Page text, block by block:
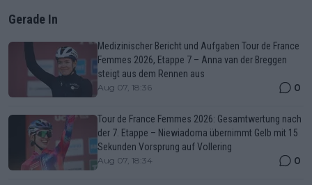
Gerade In
Medizinischer Bericht und Aufgaben Tour de France
Femmes 2026, Etappe 7 – Anna van der Breggen
steigt aus dem Rennen aus
Aug 07, 18:36 0
Tour de France Femmes 2026: Gesamtwertung nach
der 7. Etappe – Niewiadoma übernimmt Gelb mit 15
Sekunden Vorsprung auf Vollering
Aug 07, 18:34 0